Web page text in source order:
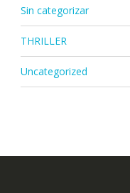
Sin categorizar
THRILLER
Uncategorized